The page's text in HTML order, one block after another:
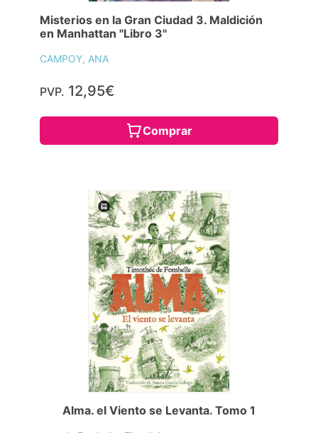
Misterios en la Gran Ciudad 3. Maldición
en Manhattan "Libro 3"
CAMPOY, ANA
PVP. 12,95€
Comprar
Alma. el Viento se Levanta. Tomo 1